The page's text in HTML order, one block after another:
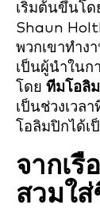
เริ่มต้นขึ้นโ
Shaun
พวกเขาทำง
เป็นผู้นำใน
โดย ทีมโอลิม
เป็นช่วงเวล
โอลิมปิกได้
จากเรื
สวมใ